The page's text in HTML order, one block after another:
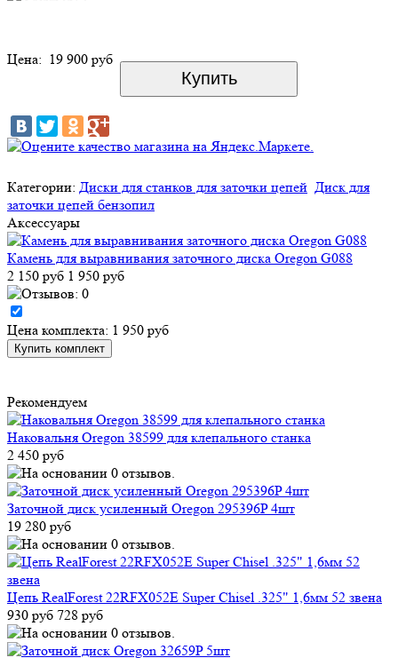
Цена: 19 900 руб
Категории: Диски для станков для заточки цепей Диск для
заточки цепей бензопил
Аксессуары
Камень для выравнивания заточного диска Oregon G088
2 150 руб 1 950 руб
Цена комплекта: 1 950 руб
Рекомендуем
Наковальня Oregon 38599 для клепального станка
2 450 руб
Заточной диск усиленный Oregon 295396P 4шт
19 280 руб
Цепь RealForest 22RFX052E Super Chisel .325" 1,6мм 52 звена
930 руб 728 руб